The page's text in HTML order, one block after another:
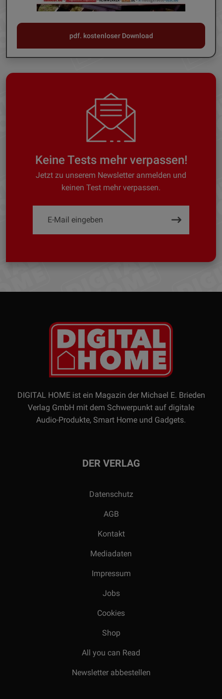
pdf. kostenloser Download
Keine Tests mehr verpassen!
Jetzt zu unserem Newsletter anmelden und
keinen Test mehr verpassen.
DIGITAL HOME ist ein Magazin der Michael E. Brieden
Verlag GmbH mit dem Schwerpunkt auf digitale
Audio-Produkte, Smart Home und Gadgets.
DER VERLAG
Datenschutz
AGB
Kontakt
Mediadaten
Impressum
Jobs
Cookies
Shop
All you can Read
Newsletter abbestellen